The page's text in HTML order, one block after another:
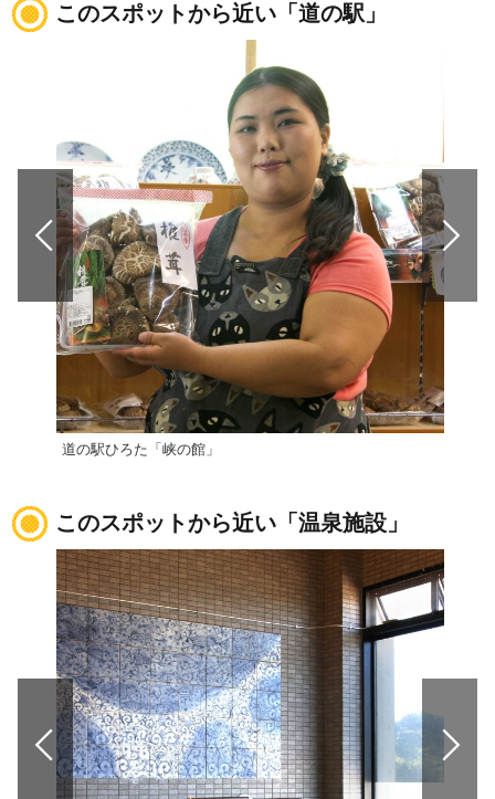
このスポットから近い「道の駅」
道の駅ひろた「峡の館」
このスポットから近い「温泉施設」